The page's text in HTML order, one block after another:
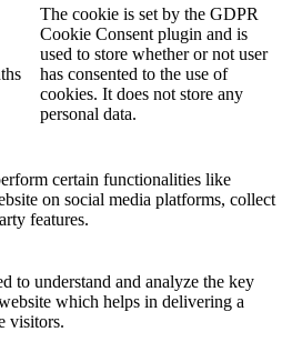
The cookie is set by the GDPR
Cookie Consent plugin and is
used to store whether or not user
has consented to the use of
cookies. It does not store any
personal data.
certain functionalities like
on social media platforms, collect
features.
to understand and analyze the key
which helps in delivering a
visitors.